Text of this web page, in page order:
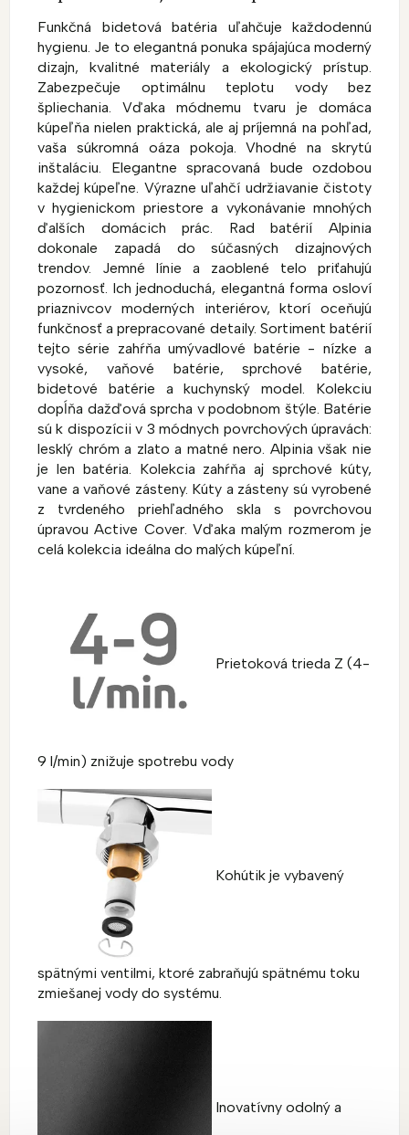
Funkčná bidetová batéria uľahčuje každodennú
hygienu. Je to elegantná ponuka spájajúca moderný
dizajn, kvalitné materiály a ekologický prístup.
Zabezpečuje optimálnu teplotu vody bez
špliechania. Vďaka módnemu tvaru je domáca
kúpeľňa nielen praktická, ale aj príjemná na pohľad,
vaša súkromná oáza pokoja. Vhodné na skrytú
inštaláciu. Elegantne spracovaná bude ozdobou
každej kúpeľne. Výrazne uľahčí udržiavanie čistoty
v hygienickom priestore a vykonávanie mnohých
ďalších domácich prác. Rad batérií Alpinia
dokonale zapadá do súčasných dizajnových
trendov. Jemné línie a zaoblené telo priťahujú
pozornosť. Ich jednoduchá, elegantná forma osloví
priaznivcov moderných interiérov, ktorí oceňujú
funkčnosť a prepracované detaily. Sortiment batérií
tejto série zahŕňa umývadlové batérie - nízke a
vysoké, vaňové batérie, sprchové batérie,
bidetové batérie a kuchynský model. Kolekciu
dopĺňa dažďová sprcha v podobnom štýle. Batérie
sú k dispozícii v 3 módnych povrchových úpravách:
lesklý chróm a zlato a matné nero. Alpinia však nie
je len batéria. Kolekcia zahŕňa aj sprchové kúty,
vane a vaňové zásteny. Kúty a zásteny sú vyrobené
z tvrdeného priehľadného skla s povrchovou
úpravou Active Cover. Vďaka malým rozmerom je
celá kolekcia ideálna do malých kúpeľní.
Prietoková trieda Z (4-
9 l/min) znižuje spotrebu vody
Kohútik je vybavený
spätnými ventilmi, ktoré zabraňujú spätnému toku
zmiešanej vody do systému.
Inovatívny odolný a